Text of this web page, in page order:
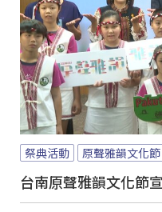
祭典活動 原聲雅韻文化節
台南原聲雅韻文化節